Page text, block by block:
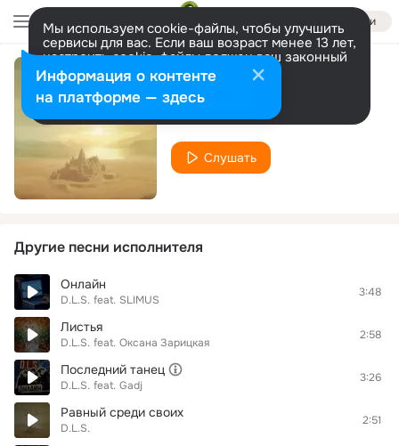
Войти
Мы используем cookie-файлы, чтобы улучшить
сервисы для вас. Если ваш возраст менее 13 лет,
настроить cookie-файлы должен ваш законный
представитель. Больше информации
Разрешить все Настроить
Адриатика
D.L.S.
Слушать
Другие песни исполнителя
Онлайн
D.L.S. feat. SLIMUS
3:48
Листья
D.L.S. feat. Оксана Зарицкая
2:58
Последний танец
D.L.S. feat. Gadj
3:26
Равный среди своих
D.L.S.
2:51
Информация о контенте
на платформе — здесь